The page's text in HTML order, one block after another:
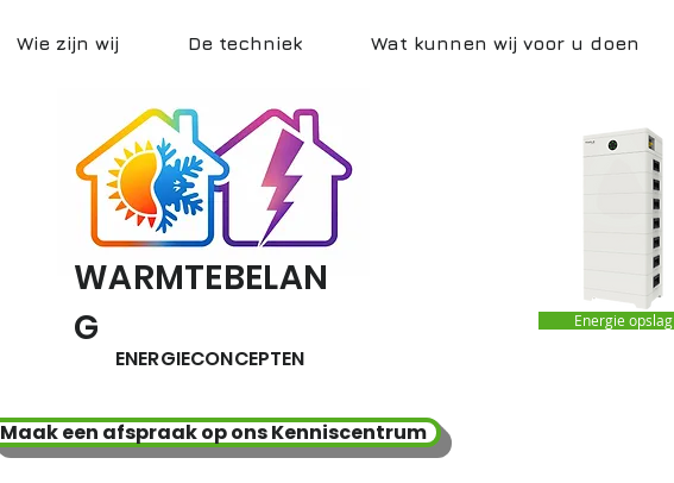
Wie zijn wij De techniek Wat kunnen wij voor u doen
WARMTEBELAN
G
ENERGIECONCEPTEN
Maak een afspraak op ons Kenniscentrum
Energie opslag